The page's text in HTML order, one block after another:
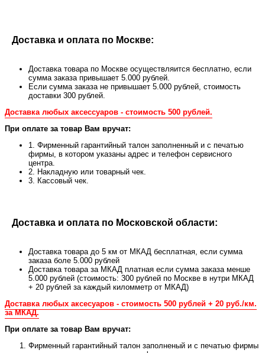
Доставка и оплата по Москве:
Доставка товара по Москве осуществляится бесплатно, если
сумма заказа привышает 5.000 рублей.
Если сумма заказа не привышает 5.000 рублей, стоимость
доставки 300 рублей.
Доставка любых аксессуаров - стоимость 500 рублей.
При оплате за товар Вам вручат:
1. Фирменный гарантийный талон заполненный и с печатью
фирмы, в котором указаны адрес и телефон сервисного
центра.
2. Накладную или товарный чек.
3. Кассовый чек.
Доставка и оплата по Московской области:
Доставка товара до 5 км от МКАД бесплатная, если сумма
заказа боле 5.000 рублей
Доставка товара за МКАД платная если сумма заказа менше
5.000 рублей (стоимость: 300 рублей по Москве в нутри МКАД
+ 20 рублей за каждый киломметр от МКАД)
Доставка любых аксесуаров - стоимость 500 рублей + 20 руб./км.
за МКАД.
При оплате за товар Вам вручат:
Фирменный гарантийный талон заполненый и с печатью фирмы